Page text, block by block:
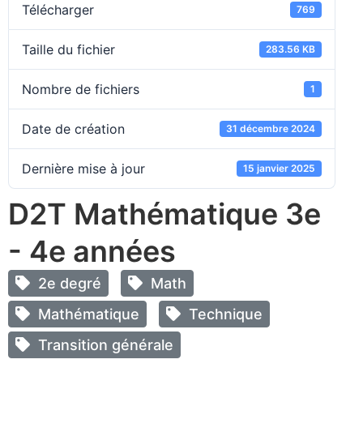
Télécharger 769
Taille du fichier 283.56 KB
Nombre de fichiers 1
Date de création 31 décembre 2024
Dernière mise à jour 15 janvier 2025
D2T Mathématique 3e
- 4e années
2e degré
Math
Mathématique
Technique
Transition générale